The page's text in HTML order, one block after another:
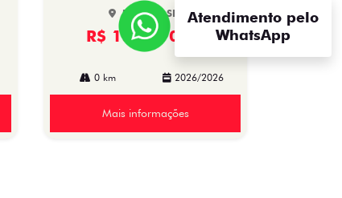
Bali Fiat SIA
R$ 152.970,00
0 km 2026/2026
Mais informações
Atendimento pelo
WhatsApp